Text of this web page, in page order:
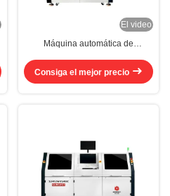
El video
Máquina automática de
Consiga el mejor precio